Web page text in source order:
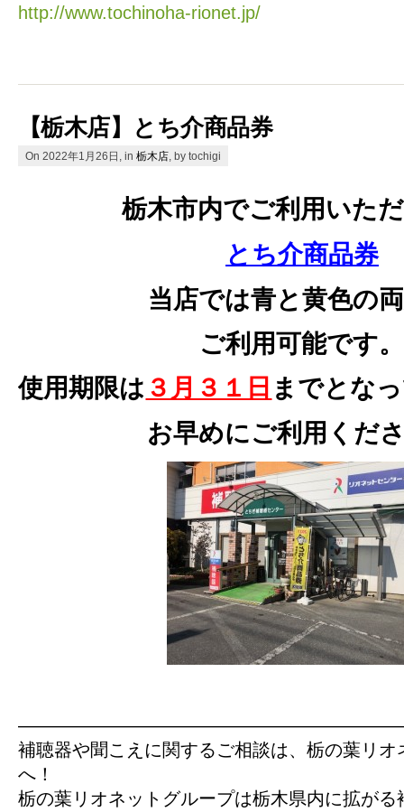
http://www.tochinoha-rionet.jp/
【栃木店】とち介商品券
On 2022年1月26日, in 栃木店 , by tochigi
栃木市内でご利用いた
とち介商品券
当店では青と黄色の
ご利用可能です。
使用期限は３月３１日までとな
お早めにご利用くだ
補聴器や聞こえに関するご相談は、栃の葉リオ
へ！
栃の葉リオネットグループは栃木県内に拡がる